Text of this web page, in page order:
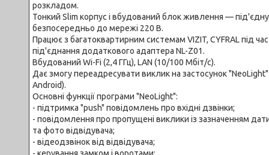
розкладом.
Тонкий Slim корпус і вбудований блок живлення —
безпосередньо до мережі 220 В.
Працює з багатоквартирним системам VIZIT, CYFRAL під час
під'єднання додаткового адаптера NL-Z01.
Вбудований Wi-Fi (2,4 ГГц), LAN (10/100 Мбіт/с).
Дає змогу переадресувати виклик на застосунок "NeoLight"
Android).
Основні функції програми "NeoLight":
- підтримка "push" повідомлень про вхідні дзвінки;
- повідомлення про пропущені виклики із зазначенням
та фото відвідувача;
- відеодзвінок від відвідувача;